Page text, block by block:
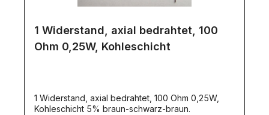
1 Widerstand, axial bedrahtet, 100
Ohm 0,25W, Kohleschicht
1 Widerstand, axial bedrahtet, 100 Ohm 0,25W,
Kohleschicht 5% braun-schwarz-braun.